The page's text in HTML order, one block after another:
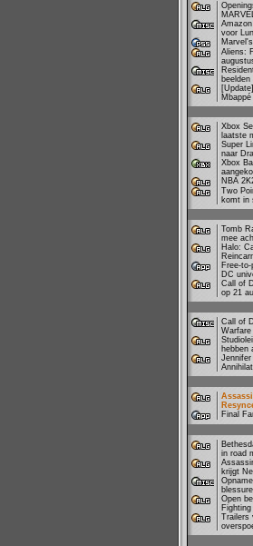
voor
Aliens:
beelden
Xbox
laatste
Super
naar
Xbox
NBA
Two
komt in
Tomb
mee
Halo:
Free-
DC
Call of
op 21
Call of
Warfare
hebben
Final
in road
krijgt
Open
Trailers